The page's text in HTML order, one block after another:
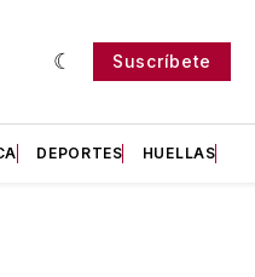
Suscríbete
DEPORTES HUELLAS